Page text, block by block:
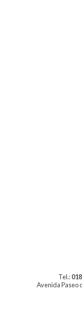
Tel.:
Avenida Paseo